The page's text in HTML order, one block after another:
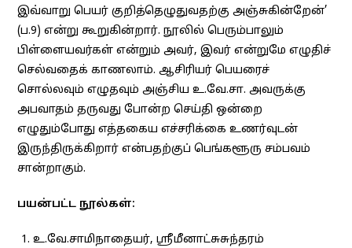
இவ்வாறு பெயர் குறித்தெழுதுவதற்கு அஞ்சுகின்றேன்’
(ப.9) என்று கூறுகின்றார். நூலில் பெரும்பாலும்
பிள்ளையவர்கள் என்றும் அவர், இவர் என்றுமே எழுதிச்
செல்வதைக் காணலாம். ஆசிரியர் பெயரைச்
சொல்லவும் எழுதவும் அஞ்சிய உ.வே.சா. அவருக்கு
அபவாதம் தருவது போன்ற செய்தி ஒன்றை
எழுதும்போது எத்தகைய எச்சரிக்கை உணர்வுடன்
இருந்திருக்கிறார் என்பதற்குப் பெங்களூரு சம்பவம்
சான்றாகும்.
பயன்பட்ட நூல்கள்:
உ.வே.சாமிநாதையர், ஸ்ரீமீனாட்சுசுந்தரம்